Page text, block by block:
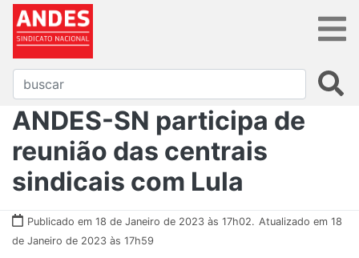
ANDES-SN participa de
reunião das centrais
sindicais com Lula
Publicado em 18 de Janeiro de 2023 às 17h02. Atualizado em 18
de Janeiro de 2023 às 17h59